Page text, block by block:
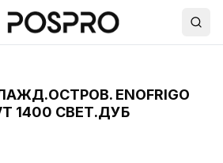
ENOFRIGO
1400 СВЕТ.ДУБ